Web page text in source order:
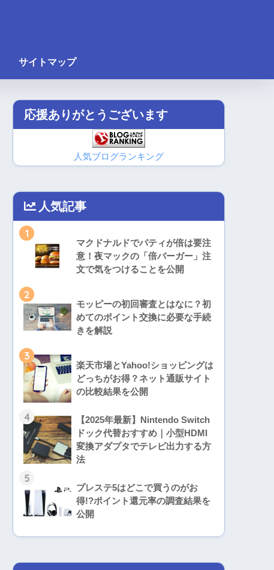
サイトマップ
応援ありがとうございます
人気ブログランキング
人気記事
1
マクドナルドでパティが倍は要注
意！夜マックの「倍バーガー」注
文で気をつけることを公開
2
モッピーの初回審査とはなに？初
めてのポイント交換に必要な手続
きを解説
3
楽天市場とYahoo!ショッピングは
どっちがお得？ネット通販サイト
の比較結果を公開
4
【2025年最新】Nintendo Switch
ドック代替おすすめ｜小型HDMI
変換アダプタでテレビ出力する方
法
5
プレステ5はどこで買うのがお
得!?ポイント還元率の調査結果を
公開